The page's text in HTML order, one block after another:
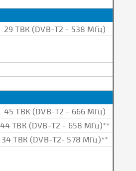
29 ТВК (DVB-Т2 - 538 МГц)
45 ТВК (DVB-Т2 - 666 МГц)
44 ТВК (DVB-Т2 - 658 МГц)**
34 ТВК (DVB-Т2- 578 МГц)**